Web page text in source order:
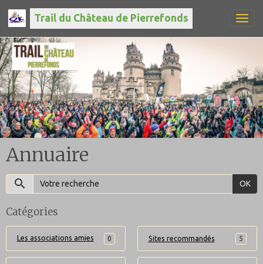
Trail du Château de Pierrefonds
Annuaire
OK
Catégories
Les associations amies 0 Sites recommandés 5